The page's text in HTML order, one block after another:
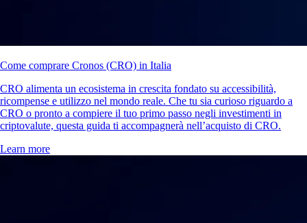
Come comprare Cronos (CRO) in Italia
CRO alimenta un ecosistema in crescita fondato su accessibilità,
ricompense e utilizzo nel mondo reale. Che tu sia curioso riguardo a
CRO o pronto a compiere il tuo primo passo negli investimenti in
criptovalute, questa guida ti accompagnerà nell’acquisto di CRO.
Learn more